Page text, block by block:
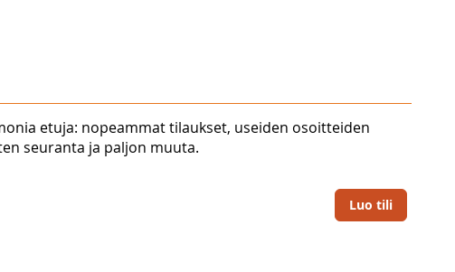
etuja: nopeammat tilaukset, useiden osoitteiden
seuranta ja paljon muuta.
Luo tili